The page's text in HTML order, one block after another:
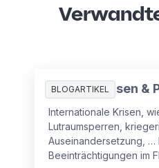
BLOGARTIKEL
Globale Krisen &
Internationale Krisen,
Lutraumsperren,
Auseinandersetzung, …
Beeinträchtigungen im